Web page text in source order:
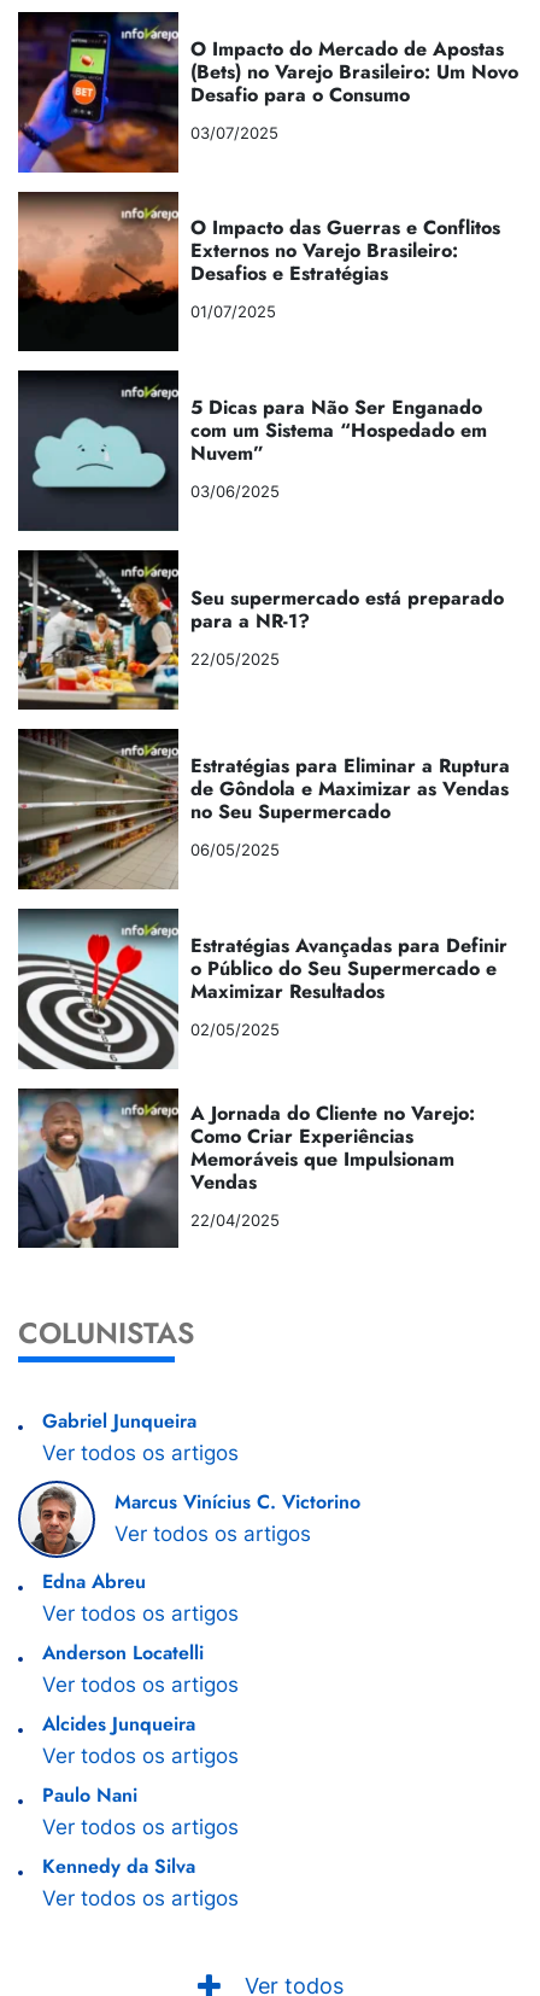
O Impacto do Mercado de Apostas
(Bets) no Varejo Brasileiro: Um Novo
Desafio para o Consumo
03/07/2025
O Impacto das Guerras e Conflitos
Externos no Varejo Brasileiro:
Desafios e Estratégias
01/07/2025
5 Dicas para Não Ser Enganado
com um Sistema “Hospedado em
Nuvem”
03/06/2025
Seu supermercado está preparado
para a NR-1?
22/05/2025
Estratégias para Eliminar a Ruptura
de Gôndola e Maximizar as Vendas
no Seu Supermercado
06/05/2025
Estratégias Avançadas para Definir
o Público do Seu Supermercado e
Maximizar Resultados
02/05/2025
A Jornada do Cliente no Varejo:
Como Criar Experiências
Memoráveis que Impulsionam
Vendas
22/04/2025
COLUNISTAS
Gabriel Junqueira
Ver todos os artigos
Marcus Vinícius C. Victorino
Ver todos os artigos
Edna Abreu
Ver todos os artigos
Anderson Locatelli
Ver todos os artigos
Alcides Junqueira
Ver todos os artigos
Paulo Nani
Ver todos os artigos
Kennedy da Silva
Ver todos os artigos
Ver todos